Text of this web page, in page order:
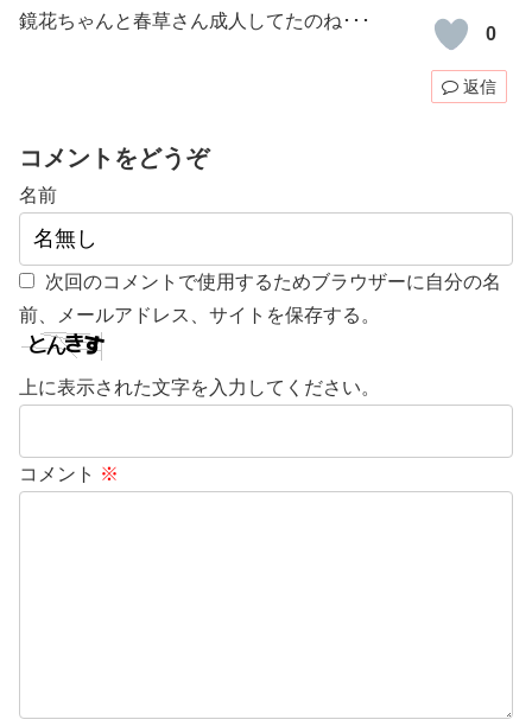
0
鏡花ちゃんと春草さん成人してたのね･･･
返信
コメントをどうぞ
名前
次回のコメントで使用するためブラウザーに自分の名
前、メールアドレス、サイトを保存する。
上に表示された文字を入力してください。
コメント ※